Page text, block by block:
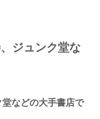
ジュンク堂な
などの大手書店で